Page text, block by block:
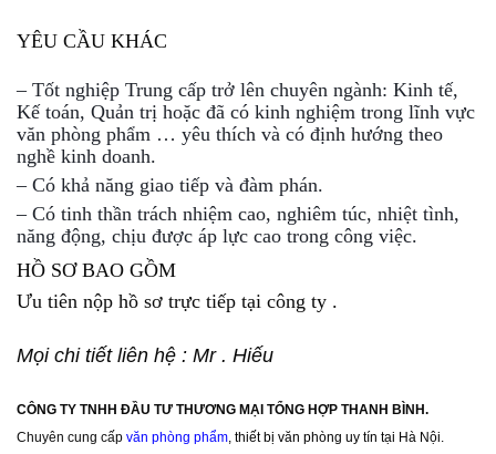
YÊU CẦU KHÁC
– Tốt nghiệp Trung cấp trở lên chuyên ngành: Kinh tế,
Kế toán, Quản trị hoặc đã có kinh nghiệm trong lĩnh vực
văn phòng phẩm … yêu thích và có định hướng theo
nghề kinh doanh.
– Có khả năng giao tiếp và đàm phán.
– Có tinh thần trách nhiệm cao, nghiêm túc, nhiệt tình,
năng động, chịu được áp lực cao trong công việc.
HỒ SƠ BAO GỒM
Ưu tiên nộp hồ sơ trực tiếp tại công ty .
Mọi chi tiết liên hệ : Mr . Hiếu
CÔNG TY TNHH ĐẦU TƯ THƯƠNG MẠI TỔNG HỢP THANH BÌNH.
Chuyên cung cấp văn phòng phẩm , thiết bị văn phòng uy tín tại Hà Nội.